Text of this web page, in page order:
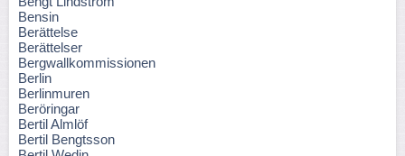
Bensin
Berättelse
Berättelser
Bergwallkommissionen
Berlin
Berlinmuren
Beröringar
Bertil Almlöf
Bertil Bengtsson